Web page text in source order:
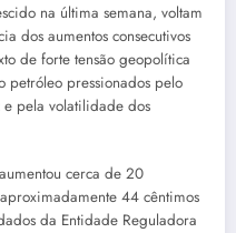
na última semana, voltam
dos aumentos consecutivos
de forte tensão geopolítica
petróleo pressionados pelo
pela volatilidade dos
cerca de 20
44 cêntimos
da Entidade Reguladora